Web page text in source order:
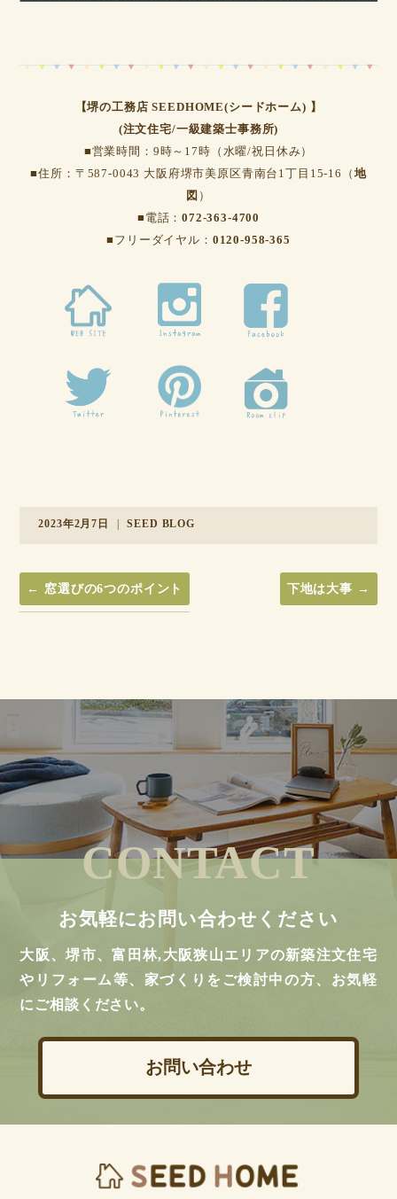
【堺の工務店 SEEDHOME(シードホーム) 】
(注文住宅/一級建築士事務所)
■営業時間：9時～17時（水曜/祝日休み）
■住所：〒587-0043 大阪府堺市美原区青南台1丁目15-16（ 地
図 ）
■電話：072-363-4700
■フリーダイヤル： 0120-958-365
2023年2月7日 SEED BLOG
← 窓選びの6つのポイント 下地は大事 →
CONTACT
お気軽にお問い合わせください
大阪、堺市、富田林,大阪狭山エリアの新築注文住宅
やリフォーム等、家づくりをご検討中の方、お気軽
にご相談ください。
お問い合わせ